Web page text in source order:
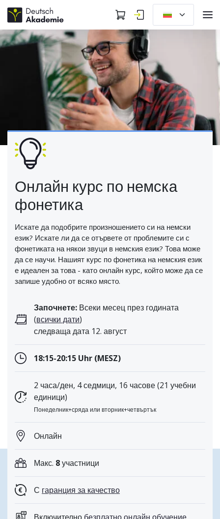
Онлайн курс по немска
фонетика
Искате да подобрите произношението си на немски
език? Искате ли да се отървете от проблемите си с
фонетиката на някои звуци в немския език? Това може
да се научи. Нашият курс по фонетика на немския език
е идеален за това - като онлайн курс, който може да се
запише удобно от всяко място.
Започнете: Всеки месец през годината
(всички дати)
следваща дата 12. август
18:15-20:15 Uhr (MESZ)
2 часа/ден, 4 седмици, 16 часове (21 учебни
единици)
Понеделник+сряда или вторник+четвъртък
Онлайн
Макс. 8участници
С гаранция за качество